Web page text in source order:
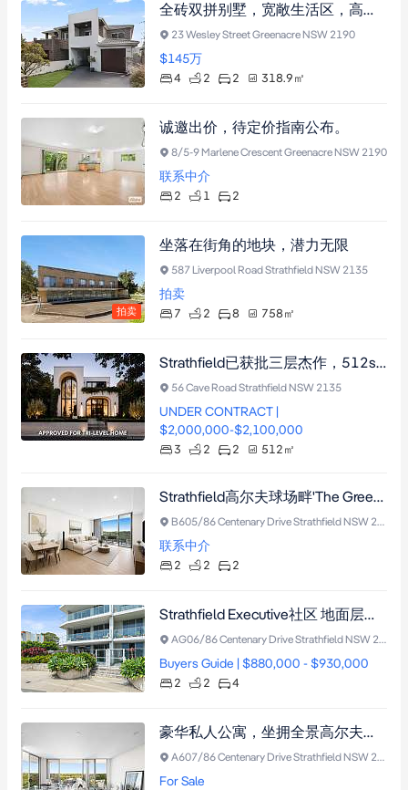
全砖双拼别墅，宽敞生活区，高品质装修，近优质学校及交通，带中央空调和安防系统。
23 Wesley Street Greenacre NSW 2190
$145万
4 2 2 318.9 ㎡
诚邀出价，待定价指南公布。
8/5-9 Marlene Crescent Greenacre NSW 2190
联系中介
2 1 2
拍卖
坐落在街角的地块，潜力无限
587 Liverpool Road Strathfield NSW 2135
拍卖
7 2 8 758 ㎡
Strathfield已获批三层杰作，512sqm北向土地，黄金开发机遇
56 Cave Road Strathfield NSW 2135
UNDER CONTRACT |
$2,000,000-$2,100,000
3 2 2 512 ㎡
Strathfield高尔夫球场畔'The Greens'北向阳光美居，坐拥全景绿茵，尽享度假式设施。
B605/86 Centenary Drive Strathfield NSW 2135
联系中介
2 2 2
Strathfield Executive社区 地面层豪宅 223㎡超大庭院 北向视野 4车位 度假式设施
AG06/86 Centenary Drive Strathfield NSW 2135
Buyers Guide | $880,000 - $930,000
2 2 4
豪华私人公寓，坐拥全景高尔夫球场景色
A607/86 Centenary Drive Strathfield NSW 2135
For Sale